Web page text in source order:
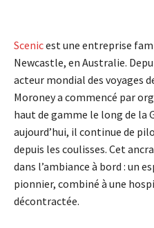
Scenicest une entreprise
Newcastle, en Australie.
acteur mondial des voyages
Moroney a commencé par
haut de gamme le long de la
aujourd’hui, il continue de
depuis les coulisses. Cet
dans l’ambiance à bord : un
pionnier, combiné à une
décontractée.